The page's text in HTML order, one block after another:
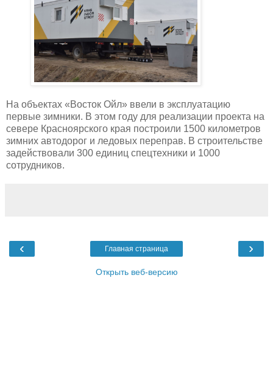
На объектах «Восток Ойл» ввели в эксплуатацию
первые зимники. В этом году для реализации проекта на
севере Красноярского края построили 1500 километров
зимних автодорог и ледовых переправ. В строительстве
задействовали 300 единиц спецтехники и 1000
сотрудников.
‹ ›
Главная страница
Открыть веб-версию